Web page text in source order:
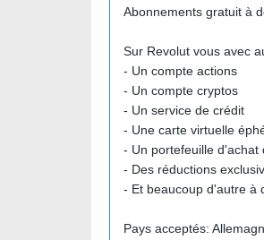
Abonnements gratuit à
Sur Revolut vous avec
- Un compte actions
- Un compte cryptos
- Un service de crédit
- Une carte virtuelle
- Un portefeuille d'achat
- Des réductions
- Et beaucoup d'autre à
Pays acceptés: